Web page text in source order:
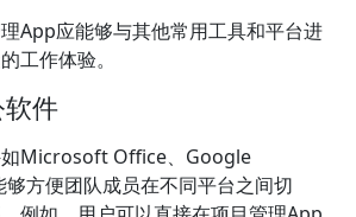
App应能够与其他常用工具和平台进
工作体验。
件
如Microsoft Office、Google
方便团队成员在不同平台之间切